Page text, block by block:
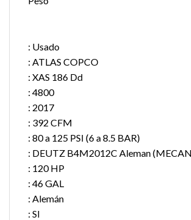
: Usado
: ATLAS COPCO
: XAS 186 Dd
: 4800
: 2017
: 392 CFM
: 80 a 125 PSI (6 a 8.5 BAR)
: DEUTZ B4M2012C Aleman
: 120 HP
: 46 GAL
: Alemán
: SI